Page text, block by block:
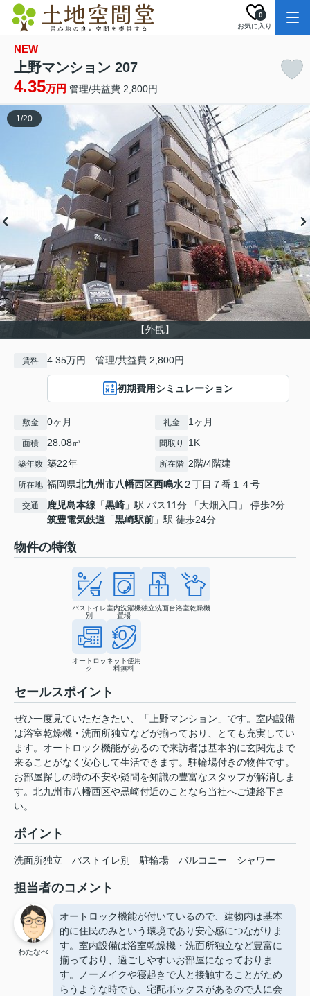
お気に入り
0
NEW
上野マンション 207
4.35万円 管理/共益費 2,800円
【外観】
1/20
賃料 4.35万円 管理/共益費 2,800円
初期費用シミュレーション
敷金 0ヶ月 礼金 1ヶ月
面積 28.08㎡ 間取り 1K
築年数 築22年 所在階 2階/4階建
所在地 福岡県北九州市八幡西区西鳴水２丁目７番１４号
交通 鹿児島本線 「黒崎 」駅 バス11分 「大畑入口」 停歩2分
筑豊電気鉄道 「黒崎駅前 」駅 徒歩24分
物件の特徴
バストイレ
別
室内洗濯機
置場
独立洗面台浴室乾燥機
オートロッ
ク
ネット使用
料無料
セールスポイント
ぜひ一度見ていただきたい、「上野マンション」です。室内設備
は浴室乾燥機・洗面所独立などが揃っており、とても充実してい
ます。オートロック機能があるので来訪者は基本的に玄関先まで
来ることがなく安心して生活できます。駐輪場付きの物件です。
お部屋探しの時の不安や疑問を知識の豊富なスタッフが解消しま
す。北九州市八幡西区や黒崎付近のことなら当社へご連絡下さ
い。
ポイント
洗面所独立 バストイレ別 駐輪場 バルコニー シャワー
担当者のコメント
わたなべ
オートロック機能が付いているので、建物内は基本
的に住民のみという環境であり安心感につながりま
す。室内設備は浴室乾燥機・洗面所独立など豊富に
揃っており、過ごしやすいお部屋になっておりま
す。ノーメイクや寝起きで人と接触することがため
らうような時でも、宅配ボックスがあるので人に会